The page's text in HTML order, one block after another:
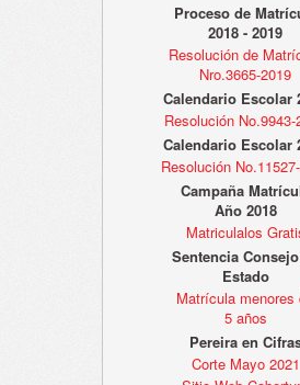
Proceso de
2018 - 2019
Resolución de
Nro.3665-2019
Calendario Escolar
Resolución No.9943-
Calendario Escolar
Resolución
Campaña
Año 2018
Matriculalos
Sentencia
Estado
Matrícula menores
5 años
Pereira en
Corte Mayo 2021